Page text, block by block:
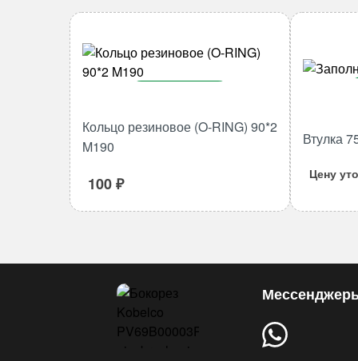
Количество
Кольцо резиновое (O-RING) 90*2
M190
100₽
Втулка
Цену